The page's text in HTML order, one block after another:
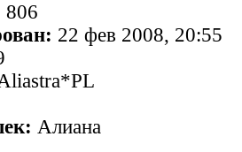
806
22 фев 2008, 20:55
Алиана